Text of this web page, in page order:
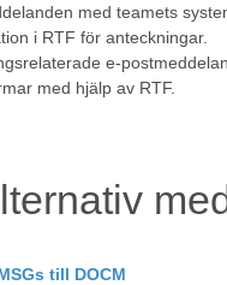
med teamets
i RTF för anteckningar.
e-
med hjälp av RTF.
till DOCM